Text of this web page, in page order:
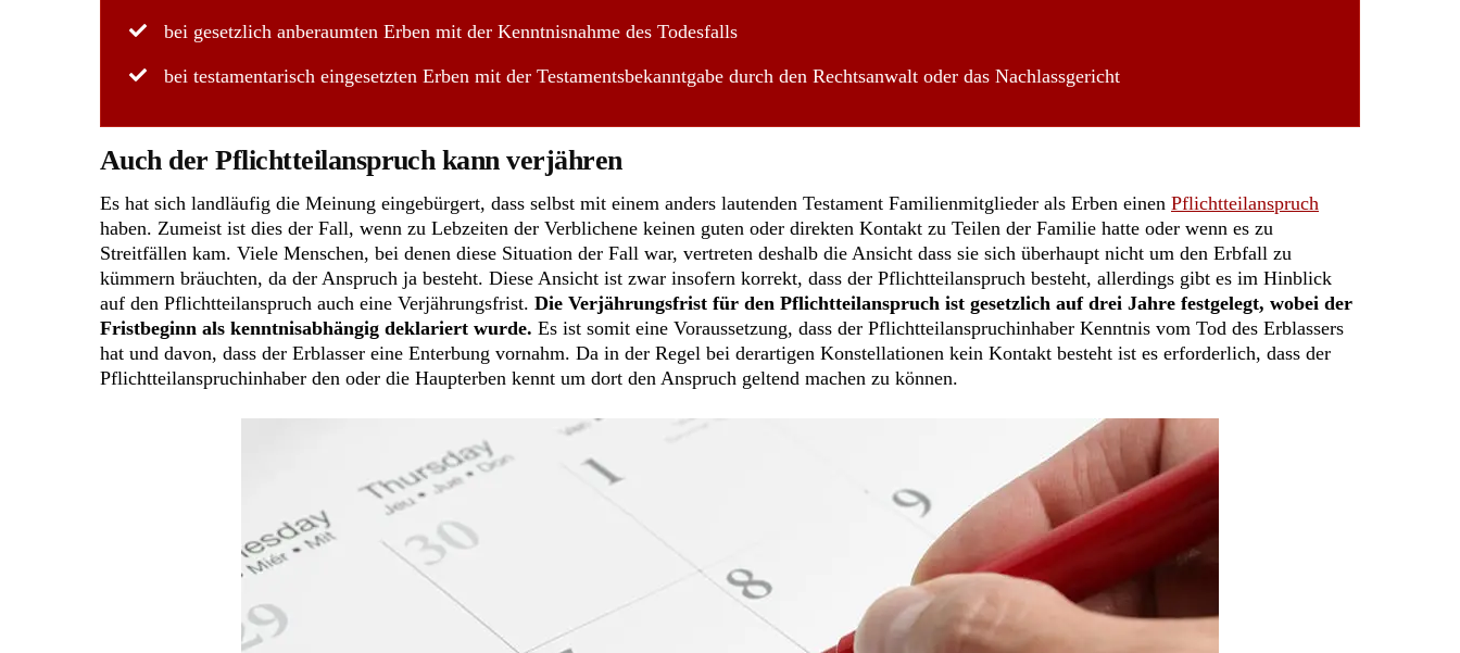
bei gesetzlich anberaumten Erben mit der Kenntnisnahme des Todesfalls
bei testamentarisch eingesetzten Erben mit der Testamentsbekanntgabe durch den Rechtsanwalt oder das Nachlassgericht
Auch der Pflichtteilanspruch kann verjähren
Es hat sich landläufig die Meinung eingebürgert, dass selbst mit einem anders lautenden Testament Familienmitglieder als Erben einen Pflichtteilanspruch
haben. Zumeist ist dies der Fall, wenn zu Lebzeiten der Verblichene keinen guten oder direkten Kontakt zu Teilen der Familie hatte oder wenn es zu
Streitfällen kam. Viele Menschen, bei denen diese Situation der Fall war, vertreten deshalb die Ansicht dass sie sich überhaupt nicht um den Erbfall zu
kümmern bräuchten, da der Anspruch ja besteht. Diese Ansicht ist zwar insofern korrekt, dass der Pflichtteilanspruch besteht, allerdings gibt es im Hinblick
auf den Pflichtteilanspruch auch eine Verjährungsfrist. Die Verjährungsfrist für den Pflichtteilanspruch ist gesetzlich auf drei Jahre festgelegt, wobei der
Fristbeginn als kenntnisabhängig deklariert wurde. Es ist somit eine Voraussetzung, dass der Pflichtteilanspruchinhaber Kenntnis vom Tod des Erblassers
hat und davon, dass der Erblasser eine Enterbung vornahm. Da in der Regel bei derartigen Konstellationen kein Kontakt besteht ist es erforderlich, dass der
Pflichtteilanspruchinhaber den oder die Haupterben kennt um dort den Anspruch geltend machen zu können.